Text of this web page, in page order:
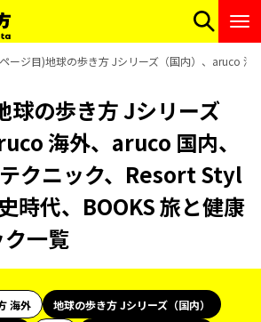
ージ目)地球の歩き方 Jシリーズ（国内）、aruco
球の歩き方 Jシリーズ
海外、aruco 国内、
クニック、Resort Styl
時代、BOOKS 旅と健康
一覧
海外
地球の歩き方 Jシリーズ（国内）